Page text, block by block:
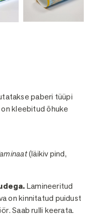
paberi tüüpi
on kleebitud õhuke
(läikiv pind,
Lamineeritud
on kinnitatud puidust
Saab rulli keerata.